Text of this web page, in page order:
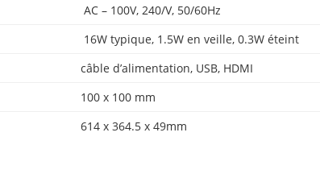
AC – 100V, 240/V, 50/60Hz
16W typique, 1.5W en veille, 0.3W éteint
câble d’alimentation, USB, HDMI
100 x 100 mm
614 x 364.5 x 49mm